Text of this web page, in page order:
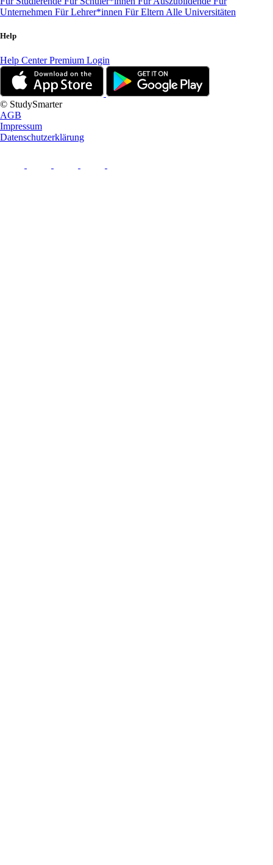
Unternehmen Für Lehrer*innen Für Eltern Alle Universitäten
Help
Help CenterPremium Login
© StudySmarter
AGB
Impressum
Datenschutzerklärung